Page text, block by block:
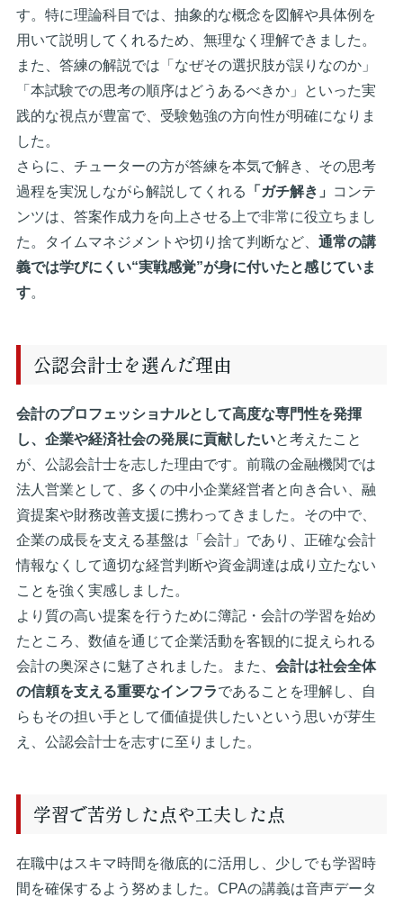
す。特に理論科目では、抽象的な概念を図解や具体例を
用いて説明してくれるため、無理なく理解できました。
また、答練の解説では「なぜその選択肢が誤りなのか」
「本試験での思考の順序はどうあるべきか」といった実
践的な視点が豊富で、受験勉強の方向性が明確になりま
した。
さらに、チューターの方が答練を本気で解き、その思考
過程を実況しながら解説してくれる
「ガチ解き」
コンテ
ンツは、答案作成力を向上させる上で非常に役立ちまし
た。タイムマネジメントや切り捨て判断など、 通常の講
義では学びにくい“実戦感覚”が身に付いたと感じていま
す。
公認会計士を選んだ理由
会計のプロフェッショナルとして高度な専門性を発揮
し、企業や経済社会の発展に貢献したいと考えたこと
が、公認会計士を志した理由です。前職の金融機関では
法人営業として、多くの中小企業経営者と向き合い、融
資提案や財務改善支援に携わってきました。その中で、
企業の成長を支える基盤は「会計」であり、正確な会計
情報なくして適切な経営判断や資金調達は成り立たない
ことを強く実感しました。
より質の高い提案を行うために簿記・会計の学習を始め
たところ、数値を通じて企業活動を客観的に捉えられる
会計の奥深さに魅了されました。また、 会計は社会全体
の信頼を支える重要なインフラであることを理解し、自
らもその担い手として価値提供したいという思いが芽生
え、公認会計士を志すに至りました。
学習で苦労した点や工夫した点
在職中はスキマ時間を徹底的に活用し、少しでも学習時
間を確保するよう努めました。CPAの講義は音声データ